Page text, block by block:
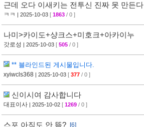
근데 오다 이새키는 전투신 진짜 못 만든다
ㅋㅋ | 2025-10-03 [ 1863 / 0 ]
나미>카이도+샹크스+미호크+아카이누
갓로성 | 2025-10-03 [ 505 / 0 ]
** 블라인드된 게시물입니다.
xyiwcls368 | 2025-10-03 [ 377 / 0 ]
신이시여 감사합니다
대표이사 | 2025-10-02 [ 1269 / 0 ]
스포 아직도 안 뜸?
[6]